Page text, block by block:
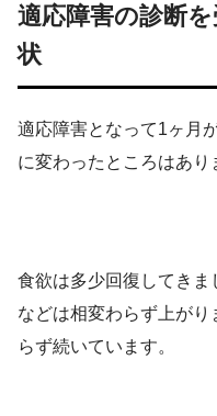
適応障害の診断
状
適応障害となって1ヶ月
に変わったところはあり
食欲は多少回復してきま
などは相変わらず上が
らず続いています。